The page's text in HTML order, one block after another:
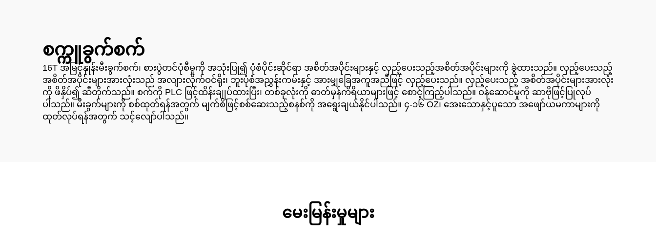
စက္ကူခွက်စက်
16T အမြင့်နှုန်းမီးခွက်စက်၊ စားပွဲတင်ပုံစီမှုကို အသုံးပြု၍ ပုံစံပိုင်းဆိုင်ရာ အစိတ်အပိုင်းများနှင့် လှည့်ပေးသည့်အစိတ်အပိုင်းများကို ခွဲထားသည်။ လှည့်ပေးသည့်
အစိတ်အပိုင်းများအားလုံးသည် အလျားလိုက်ဝင်ရိုး၊ ဘူးပုံစံအညွှန်းကမ်းနှင့် အားမျှခြေအကူအညီဖြင့် လှည့်ပေးသည်။ လှည့်ပေးသည့် အစိတ်အပိုင်းများအားလုံး
ကို ဖိနှိပ်၍ ဆီတိုက်သည်။ စက်ကို PLC ဖြင့်ထိန်းချုပ်ထားပြီး၊ တစ်ခုလုံးကို ဓာတ်မှန်ကိရိယာများဖြင့် စောင့်ကြည့်ပါသည်။ ဝန်ဆောင်မှုကို ဆာဗိုဖြင့်ပြုလုပ်
ပါသည်။ မီးခွက်များကို စစ်ထုတ်ရန်အတွက် မျက်စိဖြင့်စစ်ဆေးသည့်စနစ်ကို အရွေးချယ်နိုင်ပါသည်။ ၄-၁၆ OZ၊ အေးသောနှင့်ပူသော အဖျော်ယမကာများကို
ထုတ်လုပ်ရန်အတွက် သင့်လျော်ပါသည်။
မေးမြန်းမှုများ